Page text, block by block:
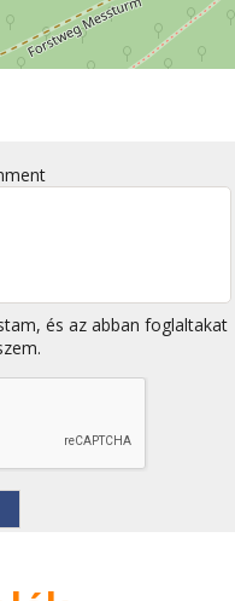
és az abban foglaltakat